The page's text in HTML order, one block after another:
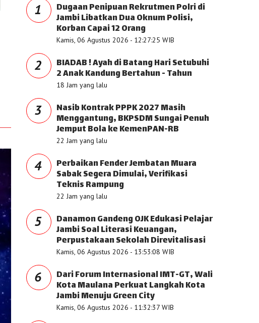
1 Dugaan Penipuan Rekrutmen Polri di
Jambi Libatkan Dua Oknum Polisi,
Korban Capai 12 Orang
Kamis, 06 Agustus 2026 - 12:27:25 WIB
2 BIADAB ! Ayah di Batang Hari Setubuhi
2 Anak Kandung Bertahun - Tahun
18 Jam yang lalu
3 Nasib Kontrak PPPK 2027 Masih
Menggantung, BKPSDM Sungai Penuh
Jemput Bola ke KemenPAN-RB
22 Jam yang lalu
4 Perbaikan Fender Jembatan Muara
Sabak Segera Dimulai, Verifikasi
Teknis Rampung
22 Jam yang lalu
5 Danamon Gandeng OJK Edukasi Pelajar
Jambi Soal Literasi Keuangan,
Perpustakaan Sekolah Direvitalisasi
Kamis, 06 Agustus 2026 - 13:53:08 WIB
6 Dari Forum Internasional IMT-GT, Wali
Kota Maulana Perkuat Langkah Kota
Jambi Menuju Green City
Kamis, 06 Agustus 2026 - 11:32:37 WIB